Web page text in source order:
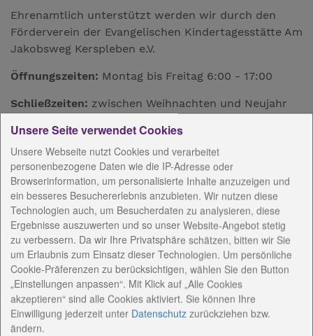
Ehrenamtlich unterstützt werden wir durch den
Förderverein der Evangelischen Kindertagesstätte Am
Jakobsweg Kerspleben e.V.
Öffnungszeiten: Montag bis Freitag 6:00 - 17:00
Schließzeiten: zwischen Weihnachten und Neujahr
AnsprechpartnerInnen
Konzeptionelle Arbeit
Angebote / Kosten
Einrichtungsanschrift /
Rechnungsanschrift
Unsere Seite verwendet Cookies
Unsere Webseite nutzt Cookies und verarbeitet
personenbezogene Daten wie die IP-Adresse oder
Browserinformation, um personalisierte Inhalte anzuzeigen und
ein besseres Besuchererlebnis anzubieten. Wir nutzen diese
Technologien auch, um Besucherdaten zu analysieren, diese
Ergebnisse auszuwerten und so unser Website-Angebot stetig
zu verbessern. Da wir Ihre Privatsphäre schätzen, bitten wir Sie
um Erlaubnis zum Einsatz dieser Technologien. Um persönliche
Cookie-Präferenzen zu berücksichtigen, wählen Sie den Button
„Einstellungen anpassen“. Mit Klick auf „Alle Cookies
akzeptieren“ sind alle Cookies aktiviert. Sie können Ihre
Einwilligung jederzeit unter Datenschutz zurückziehen bzw.
ändern.